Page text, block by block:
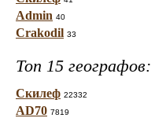
Admin 40
Crakodil 33
Топ 15 географов:
Скилеф 22332
AD70 7819